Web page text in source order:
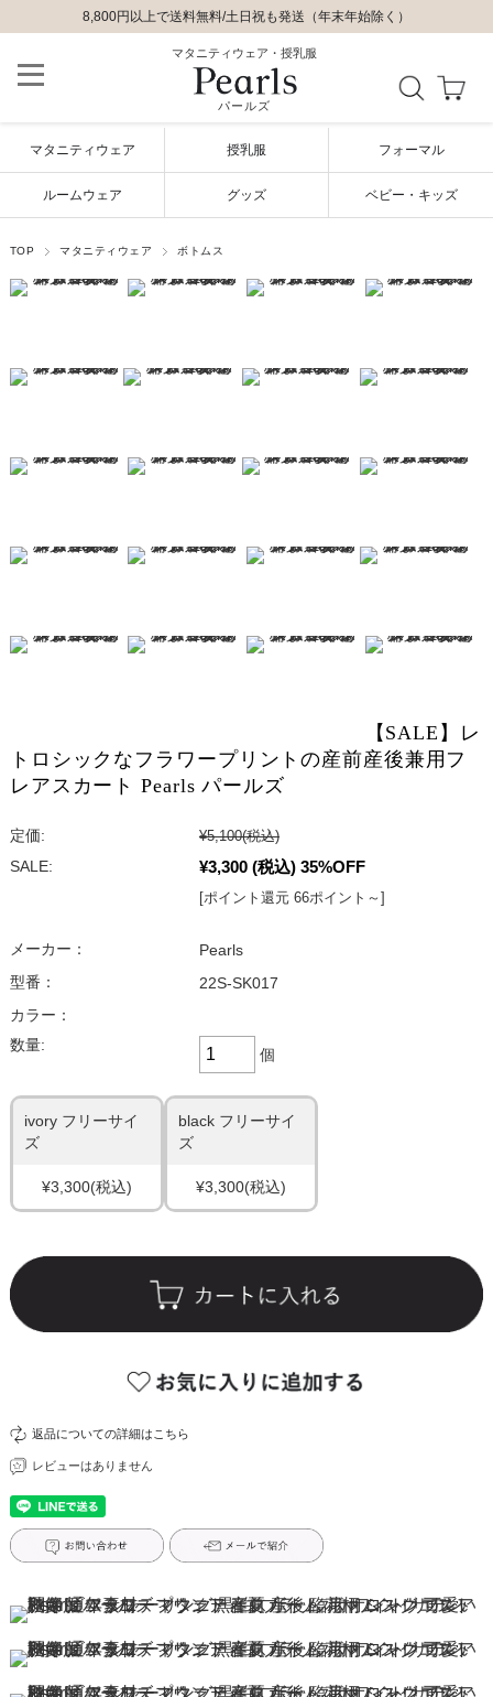
8,800円以上で送料無料/土日祝も発送（年末年始除く）
マタニティウェア・授乳服
パールズ
マタニティウェア 授乳服 フォーマル
ルームウェア グッズ ベビー・キッズ
TOP マタニティウェア ボトムス
【SALE】レ
トロシックなフラワープリントの産前産後兼用フ
レアスカート Pearls パールズ
定価: ¥5,100(税込)
SALE:
¥3,300 (税込) 35%OFF
[ポイント還元 66ポイント～]
メーカー：
Pearls
型番：
22S-SK017
カラー：
数量:
個
ivory フリーサイ
ズ
¥3,300(税込)
black フリーサイ
ズ
¥3,300(税込)
返品についての詳細はこちら
レビューはありません